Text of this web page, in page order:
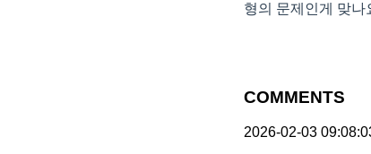
형의 문제인게 맞나
COMMENTS
2026-02-03